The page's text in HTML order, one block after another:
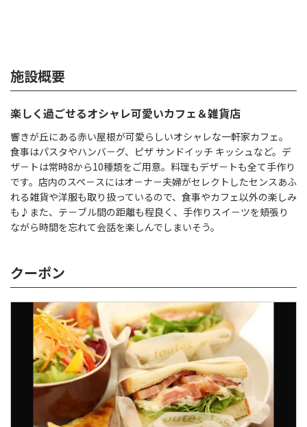
施設概要
楽しく過ごせるオシャレ可愛いカフェ＆雑貨店
響きが丘にある赤い屋根が可愛らしいオシャレな一軒家カフェ。
食事はパスタやハンバ－グ、ピザ サンドイッチ キッシュなど。デ
ザ－トは常時8から10種類をご用意。料理もデザ－トも全て手作り
です。店内のスペ－スにはオ－ナ－夫婦がセレクトしたセンスあふ
れる雑貨や洋服も取り扱っているので、食事やカフェ以外の楽しみ
も♪また、テ－ブル間の距離も程良く、手作りスイ－ツを頬張り
ながら時間を忘れて会話を楽しんでしまいそう。
クーポン